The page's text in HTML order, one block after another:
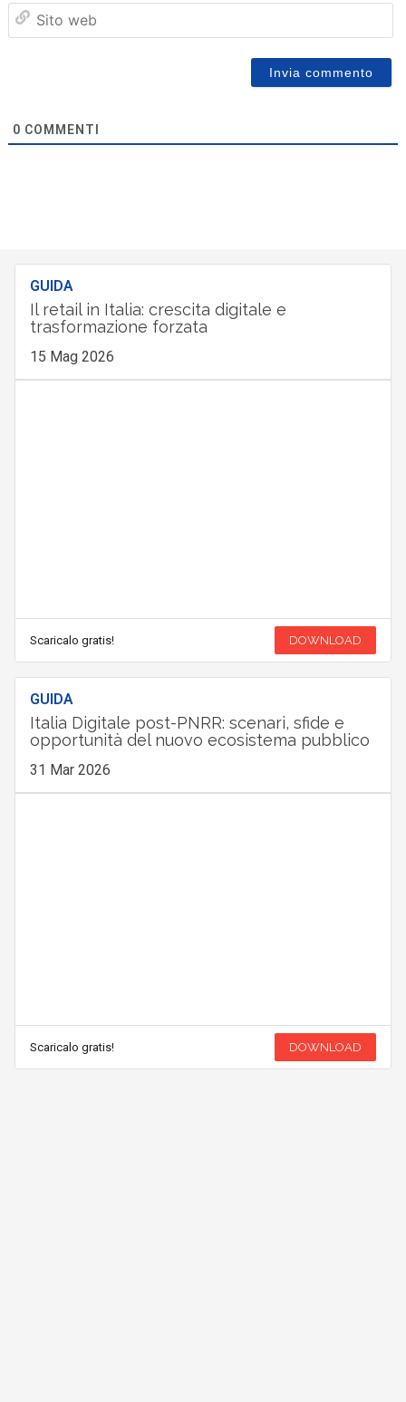
0 COMMENTI
GUIDA
Il retail in Italia: crescita digitale e
trasformazione forzata
15 Mag 2026
Scaricalo gratis! DOWNLOAD
GUIDA
Italia Digitale post-PNRR: scenari, sfide e
opportunità del nuovo ecosistema pubblico
31 Mar 2026
Scaricalo gratis! DOWNLOAD